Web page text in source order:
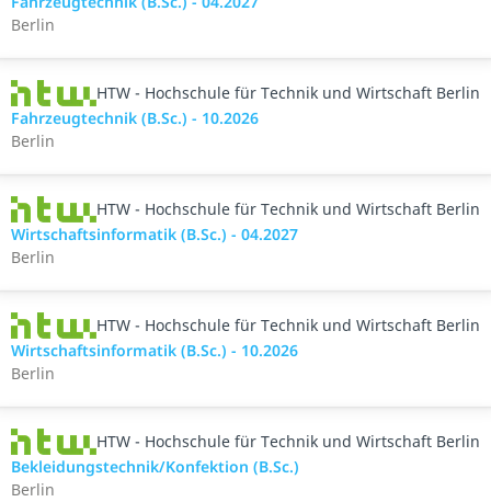
Berlin
HTW - Hochschule für Technik und Wirtschaft Berlin
Fahrzeugtechnik (B.Sc.) - 10.2026
Berlin
HTW - Hochschule für Technik und Wirtschaft Berlin
Wirtschaftsinformatik (B.Sc.) - 04.2027
Berlin
HTW - Hochschule für Technik und Wirtschaft Berlin
Wirtschaftsinformatik (B.Sc.) - 10.2026
Berlin
HTW - Hochschule für Technik und Wirtschaft Berlin
Bekleidungstechnik/Konfektion (B.Sc.)
Berlin